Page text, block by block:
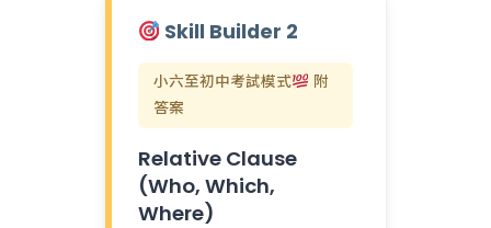
Skill Builder 2
小六至初中考試模式
附
答案
Relative Clause
(Who, Which,
Where)